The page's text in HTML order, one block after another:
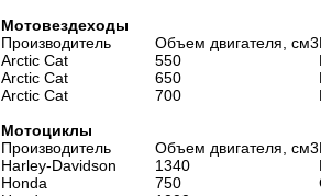
Мотовездеходы
Производитель
Объем двигателя, см3
Arctic Cat
550
Arctic Cat
650
Arctic Cat
700
Мотоциклы
Производитель
Объем двигателя, см3
Harley-Davidson
1340
Honda
750